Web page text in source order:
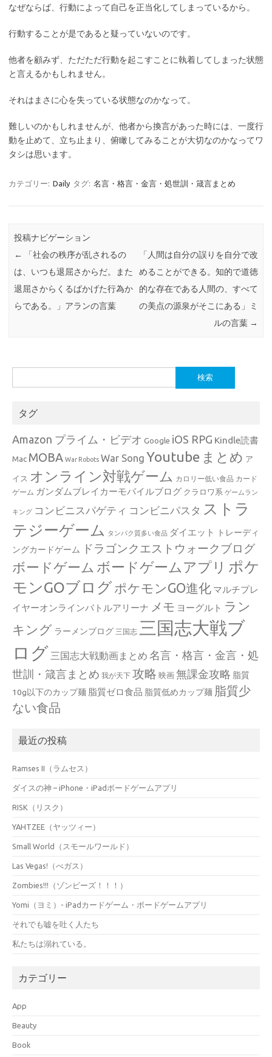
なぜならば、行動によって自己を正当化してしまっているから。
行動することが是であると疑っていないのです。
他者を顧みず、ただただ行動を起こすことに執着してしまった状態
と言えるかもしれません。
それはまさに心を失っている状態なのかなって。
難しいのかもしれませんが、他者から換言があった時には、一度行
動を止めて、立ち止まり、俯瞰してみることが大切なのかなってワ
タシは思います。
カテゴリー: Daily タグ: 名言・格言・金言・処世訓・箴言まとめ
投稿ナビゲーション
←
「社会の秩序が乱されるの
は、いつも退屈さからだ。また
退屈さからくるばかげた行為か
らである。」アランの言葉
「人間は自分の誤りを自分で改
めることができる。知的で道徳
的な存在である人間の、すべて
の美点の源泉がそこにある」ミ
ルの言葉 →
索:
タグ
Amazon プライム・ビデオ Google iOS RPG Kindle読書
Mac MOBA War Robots War Song Youtube まとめ ア
イス オンライン対戦ゲーム カロリー低い食品 カード
ゲーム ガンダムブレイカーモバイルブログ クラロワ系 ゲームラン
キング コンビニスパゲティ コンビニパスタ ストラ
テジーゲーム
タンパク質多い食品 ダイエット
トレーディ
ングカードゲーム
ドラゴンクエストウォークブログ
ボードゲーム ボードゲームアプリ ポケ
モンGOブログ ポケモンGO進化 マルチプレ
イヤーオンラインバトルアリーナ メモ ヨーグルト ラン
キング ラーメンブログ 三国志 三国志大戦ブ
ログ 三国志大戦動画まとめ 名言・格言・金言・処
世訓・箴言まとめ 我が天下 攻略 映画 無課金攻略 脂質
10g以下のカップ麺 脂質ゼロ食品 脂質低めカップ麺 脂質少
ない食品
最近の投稿
Ramses II（ラムセス）
ダイスの神 – iPhone・iPadボードゲームアプリ
RISK（リスク）
YAHTZEE（ヤッツィー）
Small World（スモールワールド）
Las Vegas!（べガス）
Zombies!!!（ゾンビーズ！！！）
Yomi（ヨミ）- iPadカードゲーム・ボードゲームアプリ
それでも嘘を吐く人たち
私たちは溺れている。
カテゴリー
App
Beauty
Book